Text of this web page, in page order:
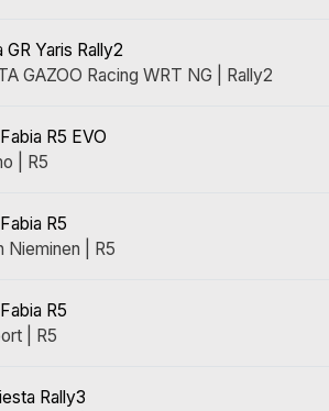
GR Yaris Rally2
GAZOO Racing WRT NG | Rally2
R5 EVO
| R5
R5
Nieminen | R5
R5
| R5
Rally3